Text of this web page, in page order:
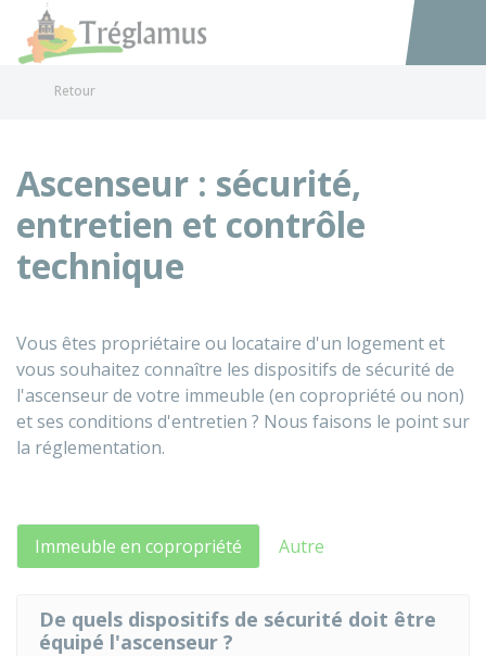
Accéder
Retour
Ascenseur : sécurité,
entretien et contrôle
technique
Vous êtes propriétaire ou locataire d'un logement et
vous souhaitez connaître les dispositifs de sécurité de
l'ascenseur de votre immeuble (en copropriété ou non)
et ses conditions d'entretien ? Nous faisons le point sur
la réglementation.
Immeuble en copropriété Autre
De quels dispositifs de sécurité doit être
équipé l'ascenseur ?